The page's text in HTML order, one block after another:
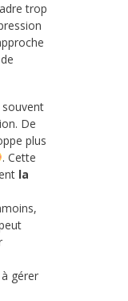
trop
De
plus
. Cette
la
gérer